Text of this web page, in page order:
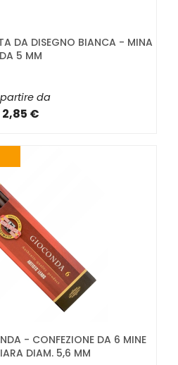
DA DISEGNO BIANCA - MINA
DA 5 MM
da
2,85 €
- CONFEZIONE DA 6 MINE
DIAM. 5,6 MM